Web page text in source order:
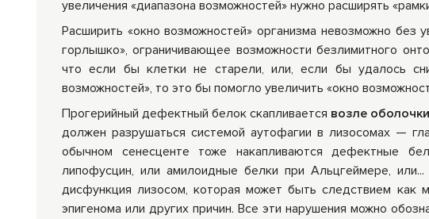
увеличения «диапазона возможностей» нужно расширять
Расширить «окно возможностей» организма невозможно без
горлышко», ограничивающее возможности безлимитного
что если бы клетки не старели, или, если бы удалось
возможностей», то это бы помогло увеличить «окно
Прогерийный дефектный белок скапливается возле
должен разрушаться системой аутофагии в лизосомах —
обычном сенесценте тоже накапливаются дефектные
липофусцин, или амилоидные белки при Альцгеймере,
дисфункция лизосом, которая может быть следствием как
эпигенома или других причин. Все эти нарушения можно